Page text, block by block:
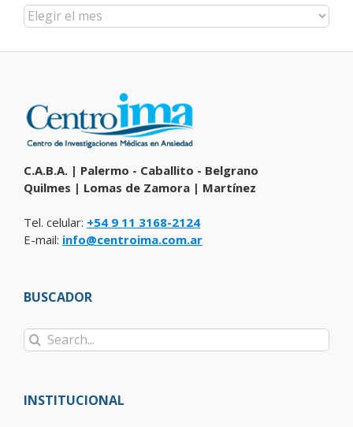
Archivos
C.A.B.A. | Palermo - Caballito - Belgrano
Quilmes | Lomas de Zamora | Martínez
Tel. celular: +54 9 11 3168-2124
E-mail: info@centroima.com.ar
BUSCADOR
Search
for:
INSTITUCIONAL